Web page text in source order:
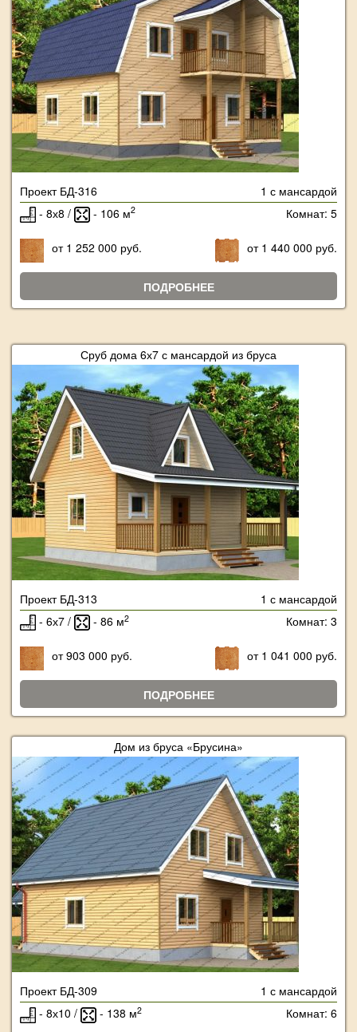
Проект БД-316
1 с мансардой
- 8х8 /
- 106 м2 Комнат: 5
от 1 252 000 руб. от 1 440 000 руб.
ПОДРОБНЕЕ
Сруб дома 6х7 с мансардой из бруса
Проект БД-313
1 с мансардой
- 6х7 /
- 86 м2 Комнат: 3
от 903 000 руб. от 1 041 000 руб.
ПОДРОБНЕЕ
Дом из бруса «Брусина»
Проект БД-309
1 с мансардой
- 8х10 /
- 138 м2 Комнат: 6